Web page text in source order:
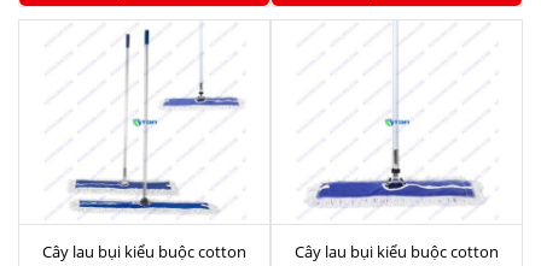
Cây lau bụi kiểu buộc cotton Cây lau bụi kiểu buộc cotton